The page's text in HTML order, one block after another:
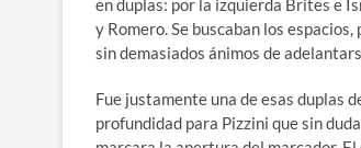
en duplas: por la izquierda Brites e
y Romero. Se buscaban los
sin demasiados ánimos de
Fue justamente una de esas duplas
profundidad para Pizzini que sin